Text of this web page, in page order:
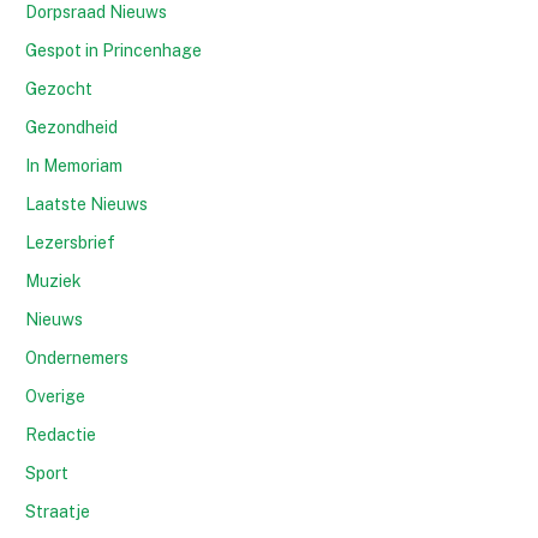
Dorpsraad Nieuws
Gespot in Princenhage
Gezocht
Gezondheid
In Memoriam
Laatste Nieuws
Lezersbrief
Muziek
Nieuws
Ondernemers
Overige
Redactie
Sport
Straatje